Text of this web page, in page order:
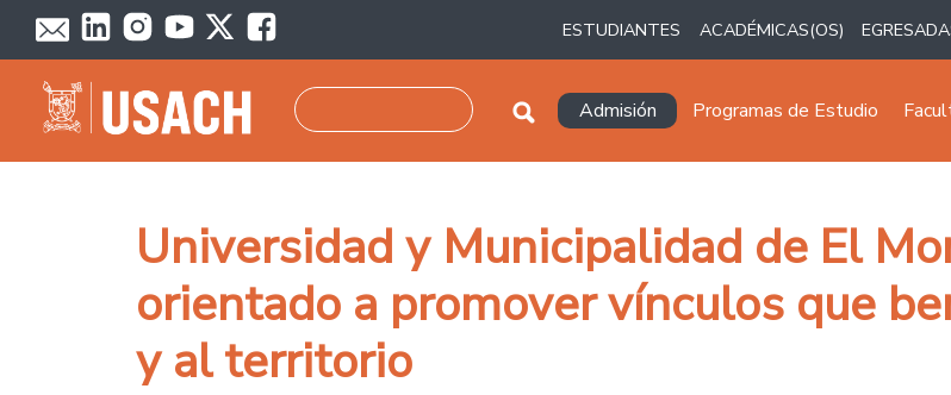
Pasar al contenido principal
ESTUDIANTES ACADÉMICAS(OS)
Navegación principal
Admisión Programas de Estudio
Universidad y Municipalidad de El
orientado a promover vínculos que
y al territorio